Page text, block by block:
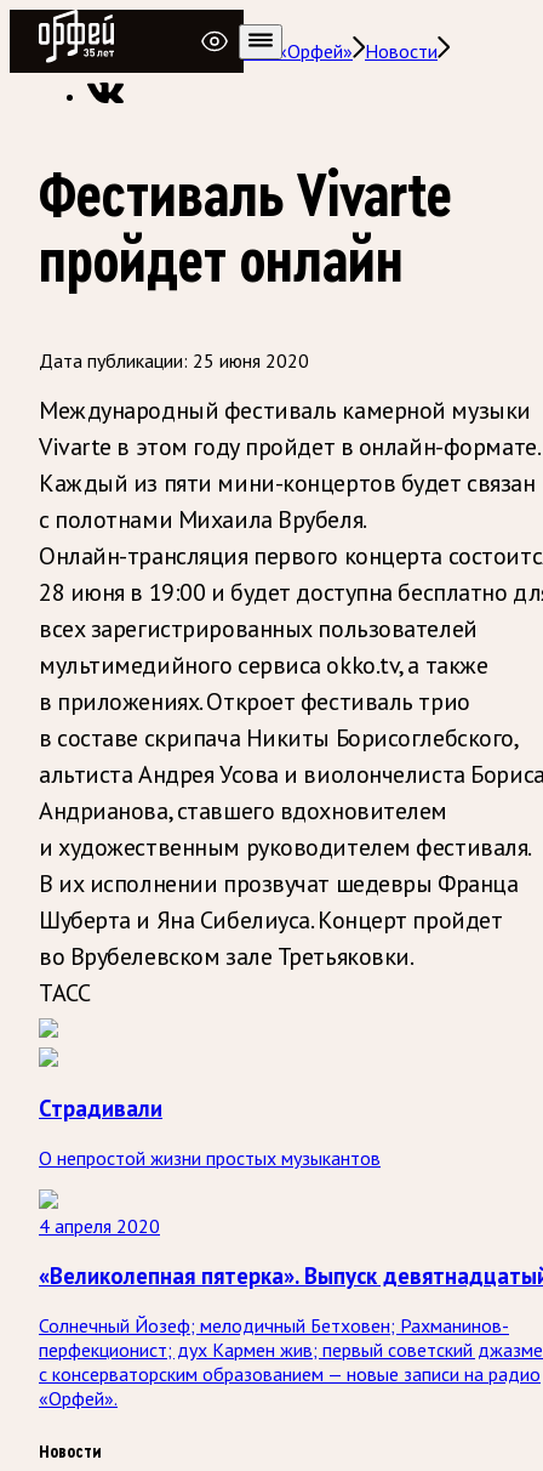
Радио Орфей
Радио классической музыки «Орфей» Новости
Фестиваль Vivarte
пройдет онлайн
Дата публикации: 25 июня 2020
Международный фестиваль камерной музыки
Vivarte в этом году пройдет в онлайн-формате.
Каждый из пяти мини-концертов будет связан
с полотнами Михаила Врубеля.
Онлайн-трансляция первого концерта
28 июня в 19:00 и будет доступна бесплатно
всех зарегистрированных пользователей
мультимедийного сервиса okko.tv, а также
в приложениях. Откроет фестиваль трио
в составе скрипача Никиты Борисоглебского,
альтиста Андрея Усова и виолончелиста
Андрианова, ставшего вдохновителем
и художественным руководителем фестиваля.
В их исполнении прозвучат шедевры Франца
Шуберта и Яна Сибелиуса. Концерт пройдет
во Врубелевском зале Третьяковки.
ТАСС
Страдивали
О непростой жизни простых музыкантов
4 апреля 2020
«Великолепная пятерка». Выпуск
Солнечный Йозеф; мелодичный Бетховен; Рахманинов-
перфекционист; дух Кармен жив; первый советский
с консерваторским образованием — новые записи на радио
«Орфей».
Новости